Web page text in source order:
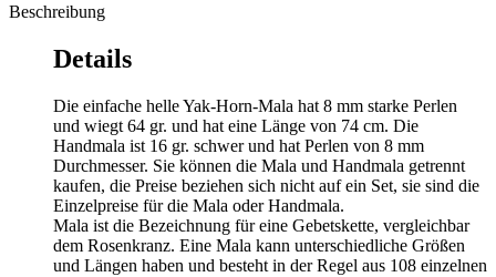
Beschreibung
Details
Die einfache helle Yak-Horn-Mala hat 8 mm starke Perlen
und wiegt 64 gr. und hat eine Länge von 74 cm. Die
Handmala ist 16 gr. schwer und hat Perlen von 8 mm
Durchmesser. Sie können die Mala und Handmala getrennt
kaufen, die Preise beziehen sich nicht auf ein Set, sie sind die
Einzelpreise für die Mala oder Handmala.
Mala ist die Bezeichnung für eine Gebetskette, vergleichbar
dem Rosenkranz. Eine Mala kann unterschiedliche Größen
und Längen haben und besteht in der Regel aus 108 einzelnen